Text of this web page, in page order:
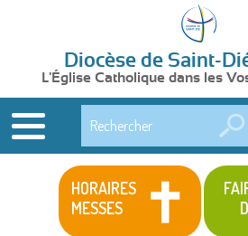
Diocèse de Saint-
L'Église Catholique dans les
HORAIRES
MESSES